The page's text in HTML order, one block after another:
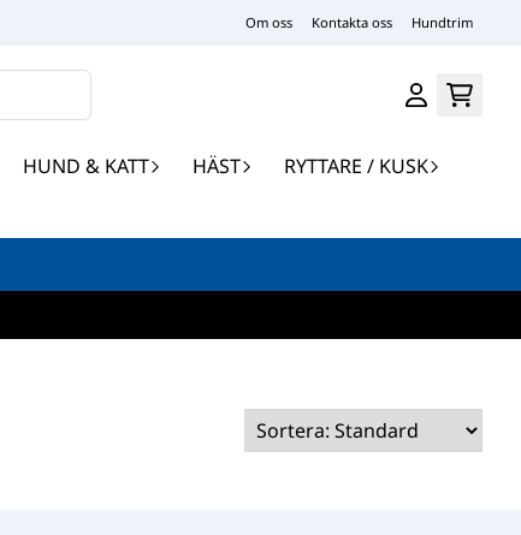
Om oss Kontakta oss Hundtrim
HUND & KATT HÄST
RYTTARE / KUSK